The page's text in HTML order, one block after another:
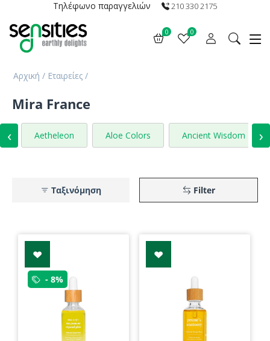
Τηλέφωνο παραγγελιών 210 330 2175
0 0
Αρχική / Εταιρείες /
Mira France
‹ Aetheleon Aloe Colors Ancient Wisdom ›
Filter
Ταξινόμηση
- 8%